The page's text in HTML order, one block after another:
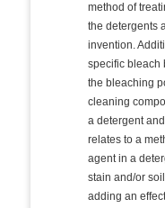
method of
the detergents
invention.
specific bleach
the bleaching
cleaning
a detergent
relates to a
agent in a
stain and/or
adding an